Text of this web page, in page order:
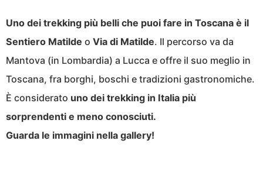
Uno dei trekking più belli che puoi fare in Toscana è il
Sentiero Matilde o Via di Matilde. Il percorso va da
Mantova (in Lombardia) a Lucca e offre il suo meglio in
Toscana, fra borghi, boschi e tradizioni gastronomiche.
È considerato uno dei trekking in Italia più
sorprendenti e meno conosciuti.
Guarda le immagini nella gallery!